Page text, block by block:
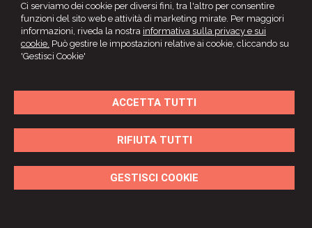
Ci serviamo dei cookie per diversi fini, tra l'altro per consentire
funzioni del sito web e attività di marketing mirate. Per maggiori
informazioni, riveda la nostra informativa sulla privacy e sui
cookie. Può gestire le impostazioni relative ai cookie, cliccando su
'Gestisci Cookie'
ACCETTA TUTTI
RIFIUTA TUTTI
GESTISCI COOKIE
Stefano Zarantonello
VICENZA CED SRL
Dottore Commercialista e Revisore Contabile
Via Vecchia Ferriera, 22 - 36100 Vicenza (VI) - Tel: 0444
291100
Cell: 335 5878825 - E-mail:zara@vip.it
P.I. 03062250240 - C.F. ZRNSFN73H01L840U
© 2026 Copyright Studio Zarantonello VICENZA CED SRL. Tutti
i diritti riservati | P.IVA 03062250240 |Gestisci Cookie-Sitemap
Cookie policy-Credits